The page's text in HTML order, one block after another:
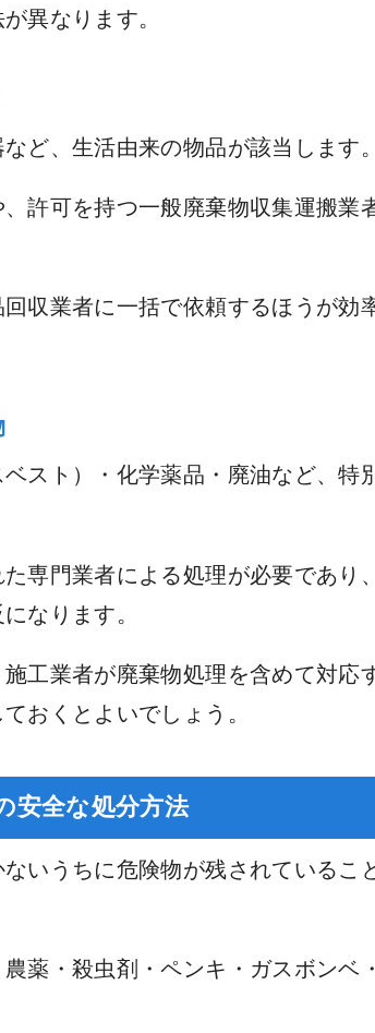
異なります。
ど、生活由来の物品が該当します。
許可を持つ一般廃棄物収集運搬業
収業者に一括で依頼するほうが効
スト）・化学薬品・廃油など、特
専門業者による処理が必要であり
なります。
工業者が廃棄物処理を含めて対応
おくとよいでしょう。
安全な処分方法
いうちに危険物が残されているこ
薬・殺虫剤・ペンキ・ガスボンベ